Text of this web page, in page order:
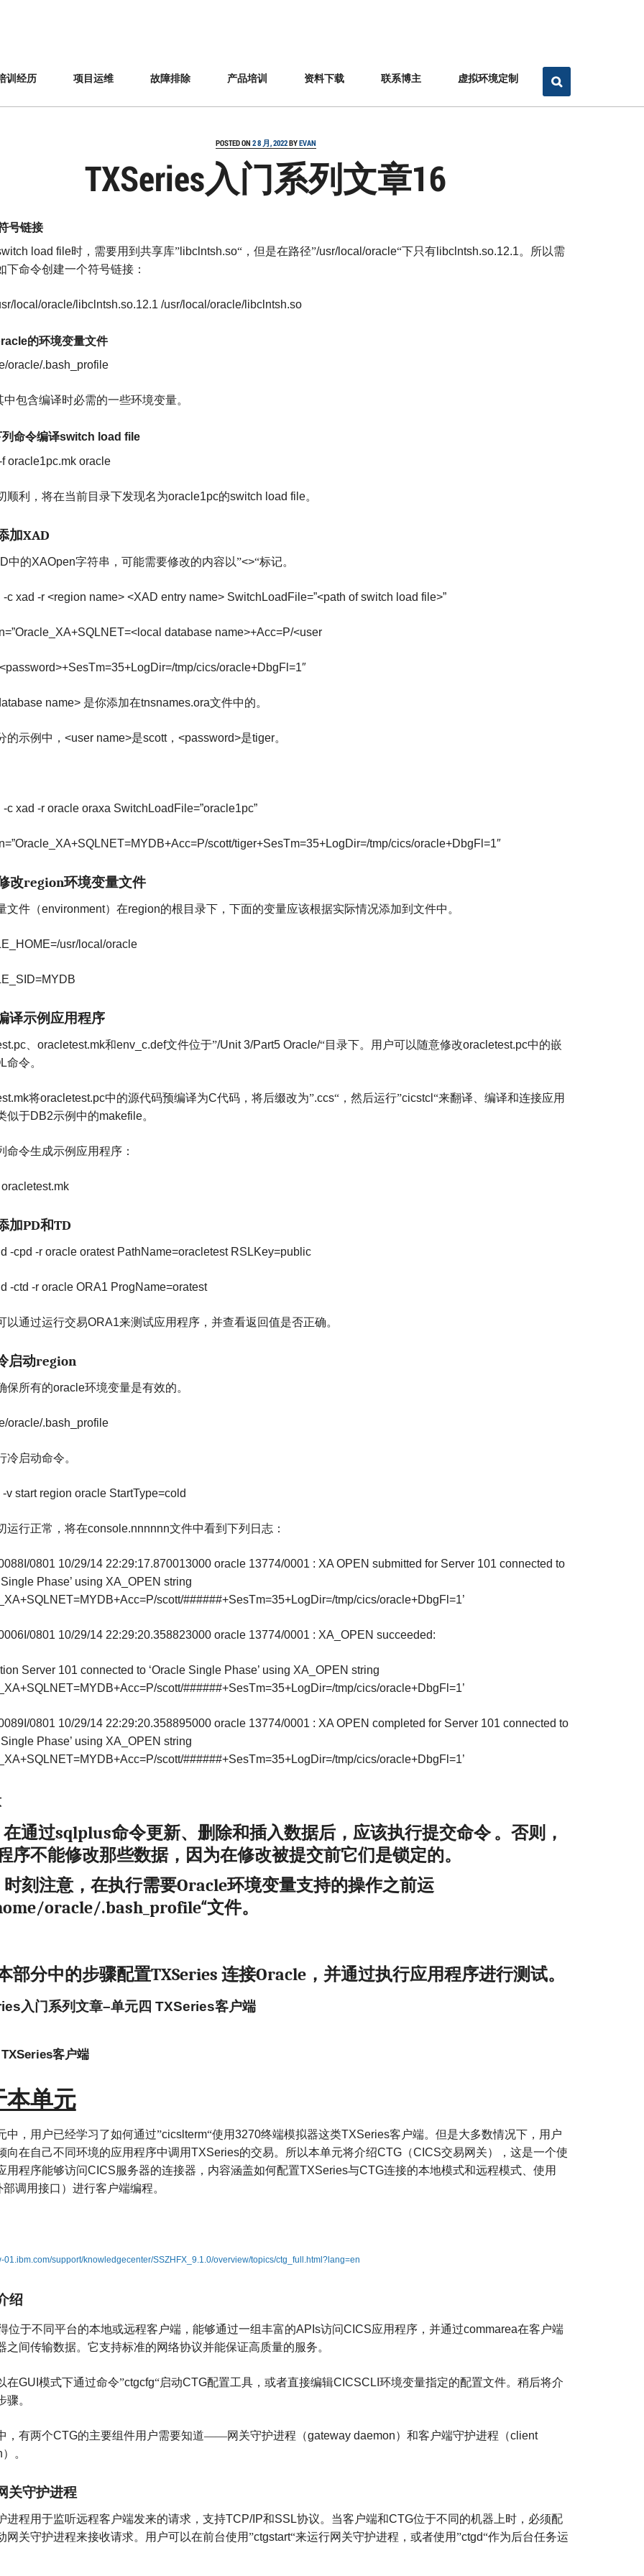
训经历 项目运维 故障排除 产品培训 资料下载 联系博主 虚拟环境定制
POSTED ON 2 8 月, 2022BYEVAN
TXSeries入门系列文章16
号链接
load file时，需要用到共享库”libclntsh.so“，但是在路径”/usr/local/oracle“下只有libclntsh.so.12.1。所以需
下命令创建一个符号链接：
local/oracle/libclntsh.so.12.1 /usr/local/oracle/libclntsh.so
的环境变量文件
oracle/.bash_profile
中包含编译时必需的一些环境变量。
命令编译switch load file
oracle1pc.mk oracle
顺利，将在当前目录下发现名为oracle1pc的switch load file。
加XAD
中的XAOpen字符串，可能需要修改的内容以”<>“标记。
c xad -r <region name> <XAD entry name> SwitchLoadFile=”<path of switch load file>”
database name>+Acc=P/<user
tmp/cics/oracle+DbgFl=1″
name> 是你添加在tnsnames.ora文件中的。
的示例中， <user name>是scott， <password>是tiger。
c xad -r oracle oraxa SwitchLoadFile=”oracle1pc”
scott/tiger+SesTm=35+LogDir=/tmp/cics/oracle+DbgFl=1″
改region环境变量文件
文件（environment）在region的根目录下，下面的变量应该根据实际情况添加到文件中。
usr/local/oracle
译示例应用程序
、 oracletest.mk和env_c.def文件位于”/Unit 3/Part5 Oracle/“目录下。用户可以随意修改oracletest.pc中的嵌
命令。
将oracletest.pc中的源代码预编译为C代码，将后缀改为”.ccs“，然后运行”cicstcl “来翻译、编译和连接应用
似于DB2示例中的makefile。
命令生成示例应用程序：
加PD和TD
-cpd -r oracle oratest PathName=oracletest RSLKey=public
-ctd -r oracle ORA1 ProgName=oratest
以通过运行交易ORA1来测试应用程序，并查看返回值是否正确。
启动region
保所有的oracle环境变量是有效的。
oracle/.bash_profile
冷启动命令。
v start region oracle StartType=cold
运行正常，将在console.nnnnnn文件中看到下列日志：
0801 10/29/14 22:29:17.870013000 oracle 13774/0001 : XA OPEN submitted for Server 101 connected to
Single Phase’ using XA_OPEN string
scott/######+SesTm=35+LogDir=/tmp/cics/oracle+DbgFl=1’
0801 10/29/14 22:29:20.358823000 oracle 13774/0001 : XA_OPEN succeeded:
Server 101 connected to ‘Oracle Single Phase’ using XA_OPEN string
scott/######+SesTm=35+LogDir=/tmp/cics/oracle+DbgFl=1’
0801 10/29/14 22:29:20.358895000 oracle 13774/0001 : XA OPEN completed for Server 101 connected to
Single Phase’ using XA_OPEN string
scott/######+SesTm=35+LogDir=/tmp/cics/oracle+DbgFl=1’
通过sqlplus命令更新、删除和插入数据后，应该执行提交命令。否则，
序不能修改那些数据，因为在修改被提交前它们是锁定的。
刻注意，在执行需要Oracle环境变量支持的操作之前运
oracle/.bash_profile“文件。
部分中的步骤配置TXSeries 连接Oracle，并通过执行应用程序进行测试。
入门系列文章–单元四 TXSeries客户端
客户端
本单元
中，用户已经学习了如何通过”cicslterm“使用3270终端模拟器这类TXSeries客户端。但是大多数情况下，用户
向在自己不同环境的应用程序中调用TXSeries的交易。所以本单元将介绍CTG（CICS交易网关），这是一个使
用程序能够访问CICS服务器的连接器，内容涵盖如何配置TXSeries与CTG连接的本地模式和远程模式、使用
部调用接口）进行客户端编程。
01.ibm.com/support/knowledgecenter/SSZHFX_9.1.0/overview/topics/ctg_full.html?lang=en
绍
位于不同平台的本地或远程客户端，能够通过一组丰富的APIs访问CICS应用程序，并通过commarea在客户端
之间传输数据。它支持标准的网络协议并能保证高质量的服务。
在GUI 模式下通过命令”ctgcfg“启动CTG配置工具，或者直接编辑CICSCLI 环境变量指定的配置文件。稍后将介
骤。
，有两个CTG的主要组件用户需要知道——网关守护进程（gateway daemon）和客户端守护进程（client
）。
关守护进程
进程用于监听远程客户端发来的请求，支持TCP/IP和SSL协议。当客户端和CTG位于不同的机器上时，必须配
网关守护进程来接收请求。用户可以在前台使用”ctgstart“来运行网关守护进程，或者使用”ctgd“作为后台任务运